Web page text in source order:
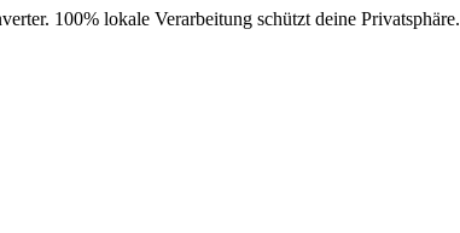
100% lokale Verarbeitung schützt deine Privatsphäre.